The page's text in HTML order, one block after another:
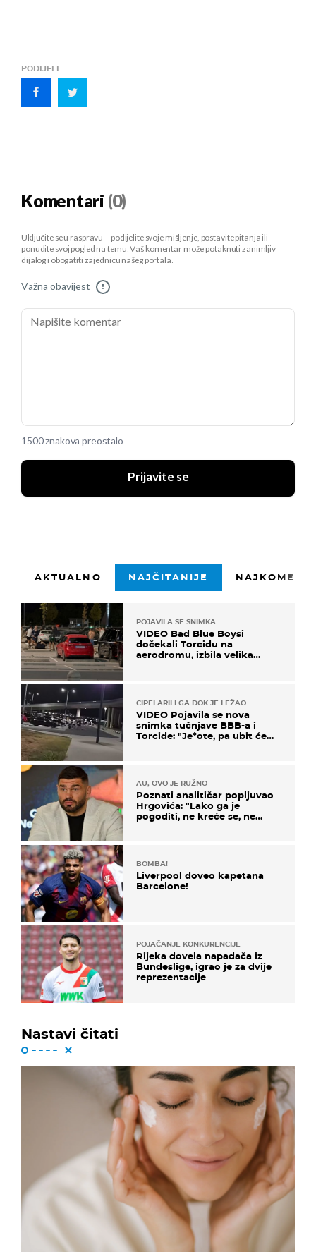
PODIJELI
Komentari (0)
Uključite se u raspravu – podijelite svoje mišljenje, postavite pitanja ili
ponudite svoj pogled na temu. Vaš komentar može potaknuti zanimljiv
dijalog i obogatiti zajednicu našeg portala.
Važna obavijest !
1500 znakova preostalo
Prijavite se
AKTUALNO NAJČITANIJE
POJAVILA SE SNIMKA
VIDEO Bad Blue Boysi
dočekali Torcidu na
aerodromu, izbila velika
CIPELARILI GA DOK JE LEŽAO
VIDEO Pojavila se nova
snimka tučnjave BBB-a i
Torcide: "Je*ote, pa ubit će
AU, OVO JE RUŽNO
Poznati analitičar popljuvao
Hrgovića: "Lako ga je
pogoditi, ne kreće se, ne
BOMBA!
Liverpool doveo kapetana
Barcelone!
POJAČANJE KONKURENCIJE
Rijeka dovela napadača iz
Bundeslige, igrao je za dvije
reprezentacije
Nastavi čitati